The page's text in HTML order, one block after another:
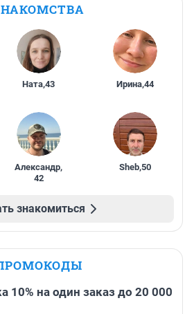
Ната,43 Ирина,44
Александр,
42
Sheb,50
знакомиться
10% на один заказ до 20 000